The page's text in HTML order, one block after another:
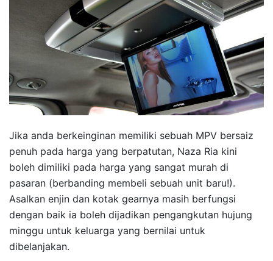
Jika anda berkeinginan memiliki sebuah MPV bersaiz
penuh pada harga yang berpatutan, Naza Ria kini
boleh dimiliki pada harga yang sangat murah di
pasaran (berbanding membeli sebuah unit baru!).
Asalkan enjin dan kotak gearnya masih berfungsi
dengan baik ia boleh dijadikan pengangkutan hujung
minggu untuk keluarga yang bernilai untuk
dibelanjakan.